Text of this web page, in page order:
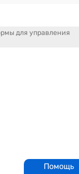
Помощь
для управления